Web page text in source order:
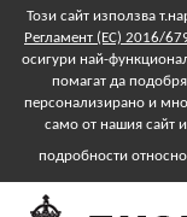
Този сайт използва
Регламент (ЕС) 2016/
осигури най-
помагат да
персонализирано и
само от нашия сайт
подробности